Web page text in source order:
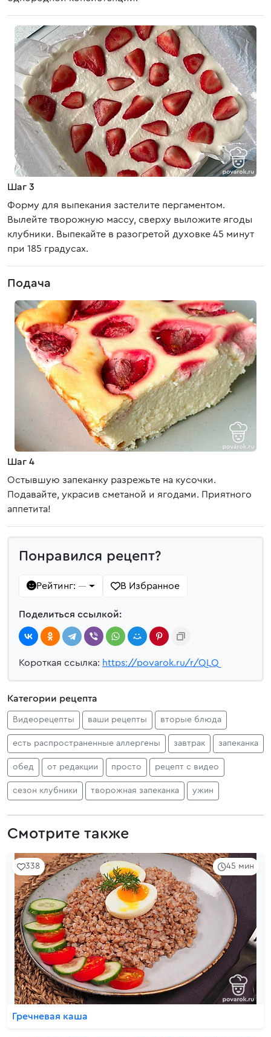
Шаг 3
Форму для выпекания застелите пергаментом.
Вылейте творожную массу, сверху выложите ягоды
клубники. Выпекайте в разогретой духовке 45 минут
при 185 градусах.
Подача
Шаг 4
Остывшую запеканку разрежьте на кусочки.
Подавайте, украсив сметаной и ягодами. Приятного
аппетита!
Понравился рецепт?
Рейтинг: — В Избранное
Поделиться ссылкой:
Короткая ссылка: https://povarok.ru/r/QLQ
Категории рецепта
Видеорецепты ваши рецепты вторые блюда
есть распространенные аллергены завтрак запеканка
обед от редакции просто рецепт с видео
сезон клубники творожная запеканка ужин
Смотрите также
45 мин
338
Гречневая каша